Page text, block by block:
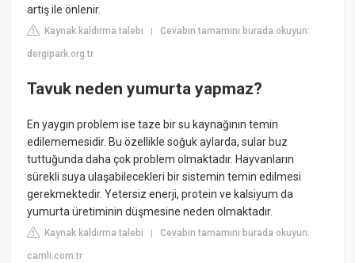
artış ile önlenir.
Kaynak kaldırma talebi |Cevabın tamamını burada okuyun:
dergipark.org.tr
Tavuk neden yumurta yapmaz?
En yaygın problem ise taze bir su kaynağının temin
edilememesidir. Bu özellikle soğuk aylarda, sular buz
tuttuğunda daha çok problem olmaktadır. Hayvanların
sürekli suya ulaşabilecekleri bir sistemin temin edilmesi
gerekmektedir. Yetersiz enerji, protein ve kalsiyum da
yumurta üretiminin düşmesine neden olmaktadır.
Kaynak kaldırma talebi |Cevabın tamamını burada okuyun:
camli.com.tr